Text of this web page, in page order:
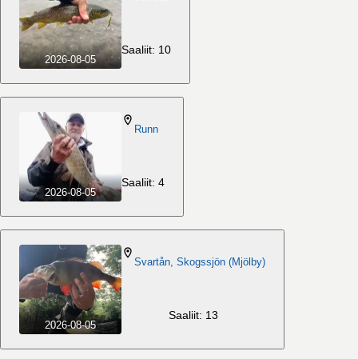
2026-08-05
Saaliit: 10
2026-08-05
Runn
Saaliit: 4
2026-08-05
Svartån, Skogssjön (Mjölby)
Saaliit: 13